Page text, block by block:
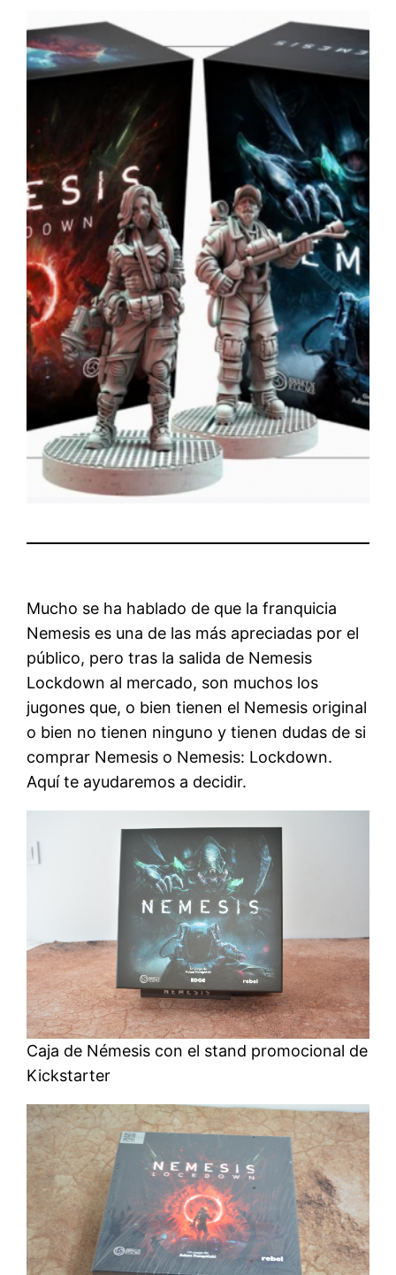
Mucho se ha hablado de que la franquicia
Nemesis es una de las más apreciadas por el
público, pero tras la salida de Nemesis
Lockdown al mercado, son muchos los
jugones que, o bien tienen el Nemesis original
o bien no tienen ninguno y tienen dudas de si
comprar Nemesis o Nemesis: Lockdown.
Aquí te ayudaremos a decidir.
Caja de Némesis con el stand promocional de
Kickstarter